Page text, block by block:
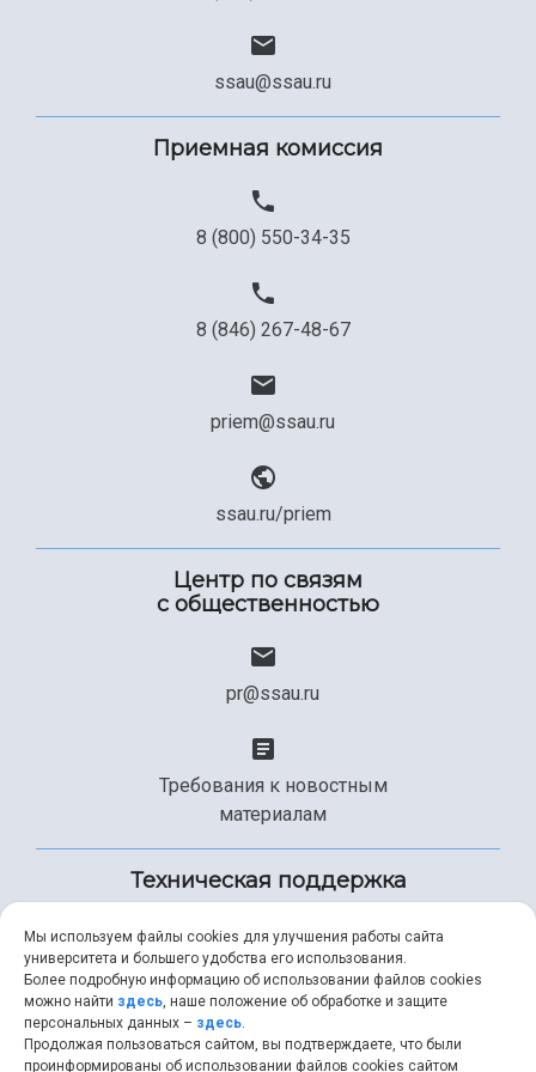
ssau@ssau.ru
Приемная комиссия
8 (800) 550-34-35
8 (846) 267-48-67
priem@ssau.ru
ssau.ru/priem
Центр по связям
с общественностью
pr@ssau.ru
Требования к новостным
материалам
Техническая поддержка
+7 (846) 267-49-99
help@ssau.ru
Мы используем файлы cookies для улучшения работы сайта
университета и большего удобства его использования.
Более подробную информацию об использовании файлов cookies
можно найти здесь, наше положение об обработке и защите
персональных данных – здесь.
Продолжая пользоваться сайтом, вы подтверждаете, что были
проинформированы об использовании файлов cookies сайтом